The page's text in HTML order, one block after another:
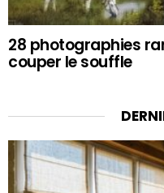
28 photographies
couper le souffle